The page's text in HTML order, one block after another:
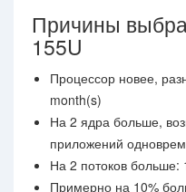
Причины
155U
Процессор новее,
month(s)
На 2 ядра больше,
приложений
На 2 потоков больше:
Примерно на 10%